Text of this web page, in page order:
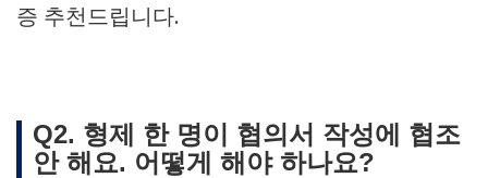
증 추천드립니다.
Q2. 형제 한 명이 협의서 작성에 협조
안 해요. 어떻게 해야 하나요?